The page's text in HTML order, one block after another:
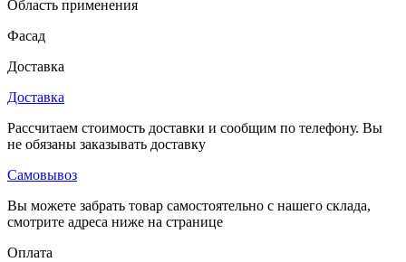
Область применения
Фасад
Доставка
Доставка
Рассчитаем стоимость доставки и сообщим по телефону. Вы
не обязаны заказывать доставку
Самовывоз
Вы можете забрать товар самостоятельно с нашего склада,
смотрите адреса ниже на странице
Оплата